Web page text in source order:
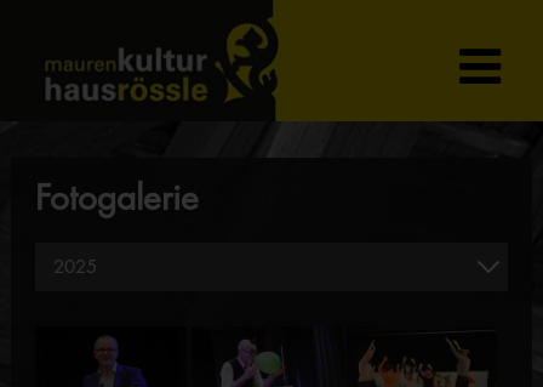
Fotogalerie